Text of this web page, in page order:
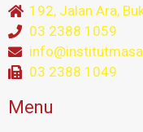
192, Jalan Ara,
03 2388 1059
03 2388 1049
Menu